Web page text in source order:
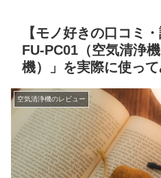
【モノ好きの口コミ
FU-PC01（空気清浄
機）」を実際に使っ
空気清浄機のレビュー